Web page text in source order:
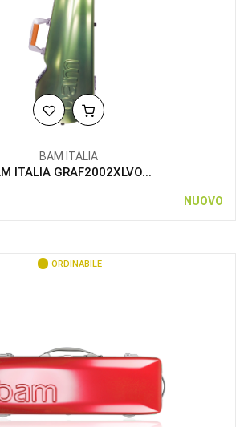
BAM ITALIA
ITALIA GRAF2002XLVO...
NUOVO
ORDINABILE